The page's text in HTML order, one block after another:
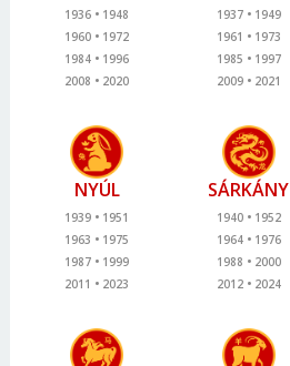
1936
1948
1960
1972
1984
1996
2008
2020
1937
1949
1961
1973
1985
1997
2009
2021
NYÚL
1939
1951
1963
1975
1987
1999
2011
2023
SÁRKÁNY
1940
1952
1964
1976
1988
2000
2012
2024